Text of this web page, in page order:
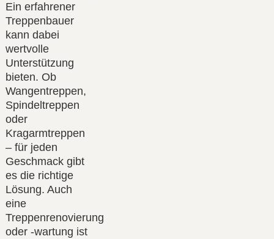
Ein erfahrener
Treppenbauer
kann dabei
wertvolle
Unterstützung
bieten. Ob
Wangentreppen,
Spindeltreppen
oder
Kragarmtreppen
– für jeden
Geschmack gibt
es die richtige
Lösung. Auch
eine
Treppenrenovierung
oder -wartung ist